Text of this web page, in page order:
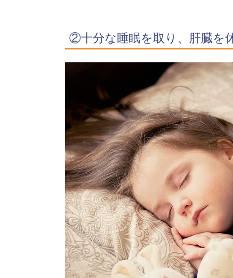
②十分な睡眠を取り、肝臓を